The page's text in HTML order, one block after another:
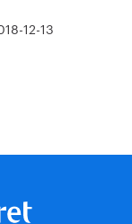
12-13